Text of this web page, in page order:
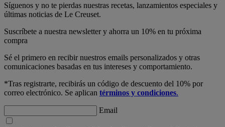
Síguenos y no te pierdas nuestras recetas, lanzamientos especiales y
últimas noticias de Le Creuset.
Suscríbete a nuestra newsletter y ahorra un 10% en tu próxima
compra
Sé el primero en recibir nuestros emails personalizados y otras
comunicaciones basadas en tus intereses y comportamiento.
*Tras registrarte, recibirás un código de descuento del 10% por
correo electrónico. Se aplican términos y condiciones.
Email